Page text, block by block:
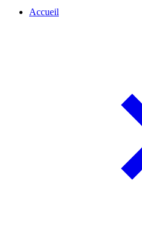
Accueil